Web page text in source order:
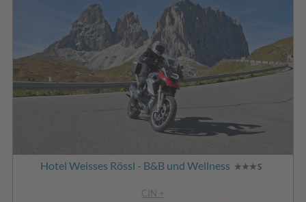
Hotel Weisses Rössl - B&B und Wellness
CIN +